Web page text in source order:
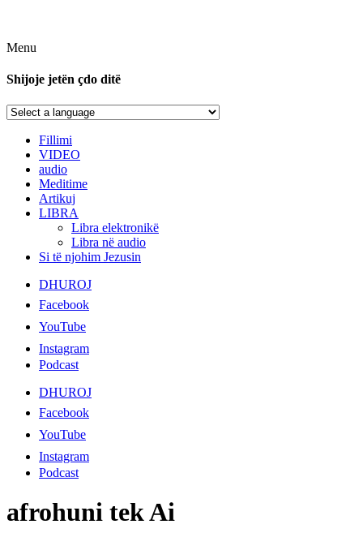
Menu
Shijoje jetën çdo ditë
Fillimi
VIDEO
audio
Meditime
Artikuj
LIBRA
Libra elektronikë
Libra në audio
Si të njohim Jezusin
DHUROJ
Facebook
YouTube
Instagram
Podcast
DHUROJ
Facebook
YouTube
Instagram
Podcast
afrohuni tek Ai